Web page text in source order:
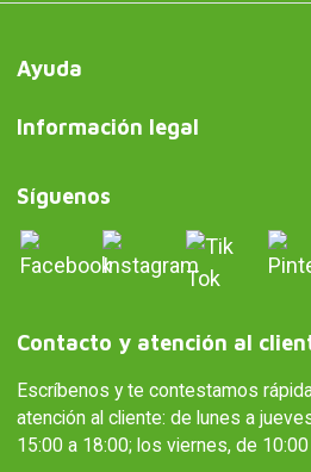
Ayuda
Información legal
Síguenos
Contacto y atención al
Escríbenos y te contestamos
atención al cliente: de lunes a
15:00 a 18:00; los viernes, de